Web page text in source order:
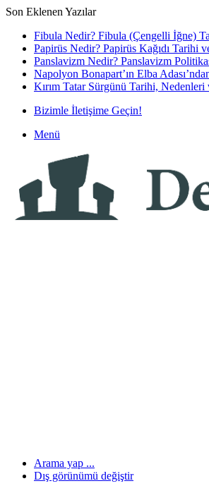
Son Eklenen Yazılar
Fibula Nedir? Fibula (Çengelli İğne)
Papirüs Nedir? Papirüs Kağıdı Tarihi
Panslavizm Nedir? Panslavizm
Napolyon Bonapart’ın Elba
Kırım Tatar Sürgünü Tarihi, Nedenleri
Bizimle İletişime Geçin!
Menü
Arama yap ...
Dış görünümü değiştir